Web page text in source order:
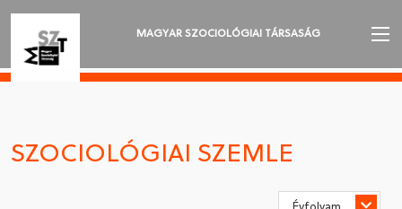
MAGYAR SZOCIOLÓGIAI TÁRSASÁG
SZOCIOLÓGIAI SZEMLE